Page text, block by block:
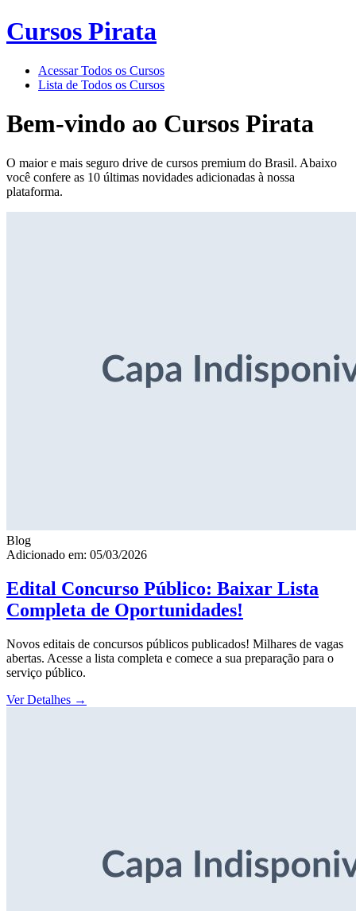
Cursos Pirata
Acessar Todos os Cursos
Lista de Todos os Cursos
Bem-vindo ao Cursos Pirata
O maior e mais seguro drive de cursos premium do Brasil. Abaixo
você confere as 10 últimas novidades adicionadas à nossa
plataforma.
Blog
Adicionado em: 05/03/2026
Edital Concurso Público: Baixar Lista
Completa de Oportunidades!
Novos editais de concursos públicos publicados! Milhares de vagas
abertas. Acesse a lista completa e comece a sua preparação para o
serviço público.
Ver Detalhes →